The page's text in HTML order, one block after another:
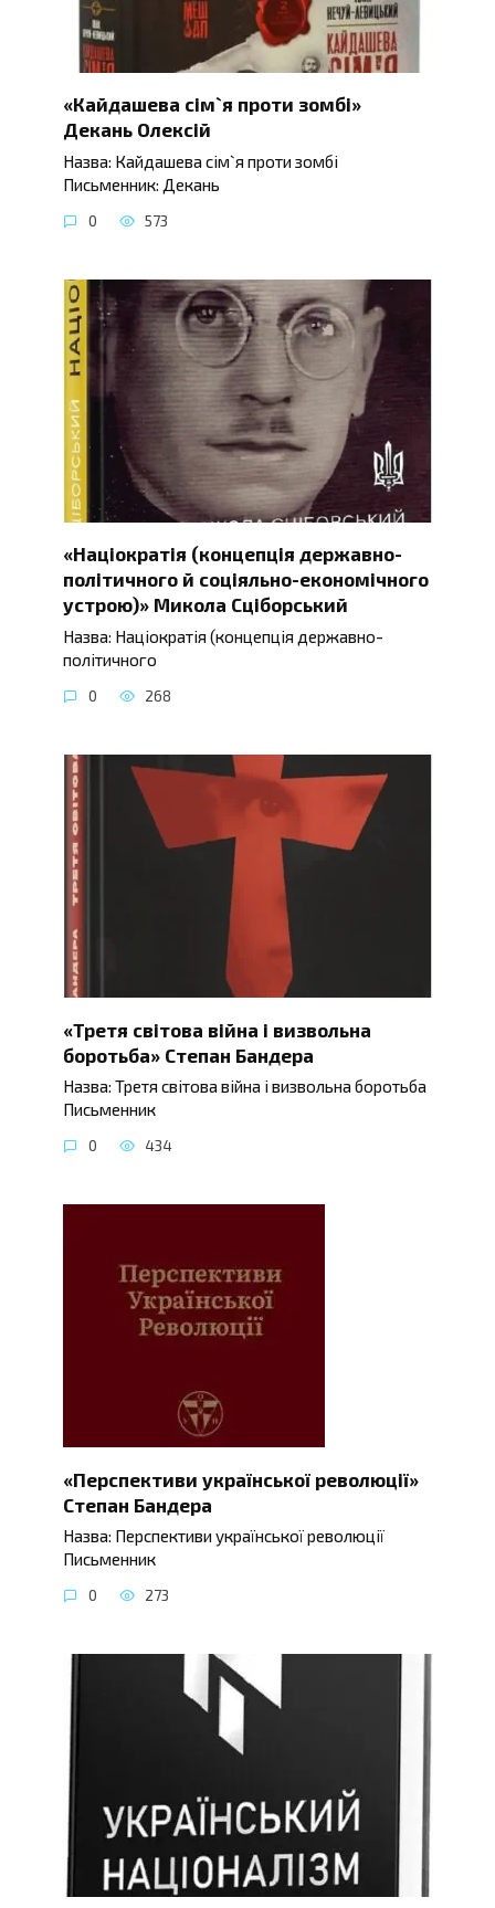
«Кайдашева сім`я проти зомбі»
Декань Олексій
Назва: Кайдашева сім`я проти зомбі
Письменник: Декань
0 573
«Націократія (концепція державно-
політичного й соціяльно-економічного
устрою)» Микола Сціборський
Назва: Націократія (концепція державно-
політичного
0 268
«Третя світова війна і визвольна
боротьба» Степан Бандера
Назва: Третя світова війна і визвольна боротьба
Письменник
0 434
«Перспективи української революції»
Степан Бандера
Назва: Перспективи української революції
Письменник
0 273